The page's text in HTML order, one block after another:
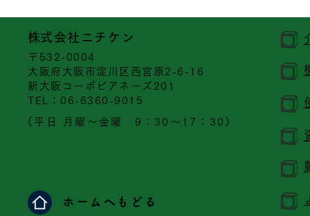
​株式会社ニチケン
〒532-0004
大阪府大阪市淀川区西宮原2-6-16
新大阪コーポビアネーズ201
​TEL：06-6360-9015
（平日 月曜～金曜 9：30～17：30）
ホームへもどる